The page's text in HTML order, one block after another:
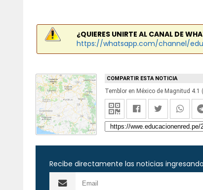
¿QUIERES UNIRTE AL CANAL DE
https://whatsapp.com/channel/
COMPARTIR ESTA NOTICIA
Recibe directamente las noticias